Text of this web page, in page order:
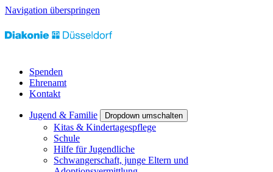
Navigation überspringen
Spenden
Ehrenamt
Kontakt
Jugend & Familie Dropdown umschalten
Kitas & Kindertagespflege
Schule
Hilfe für Jugendliche
Schwangerschaft, junge Eltern und